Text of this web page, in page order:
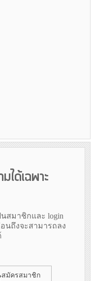
ได้เฉพาะ
สมาชิกและ login
นถึงจะสามารถลง
สมัครสมาชิก